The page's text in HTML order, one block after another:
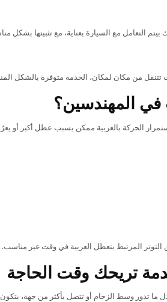
التعامل مع السيارة بعناية، مع تثبيتها بشكل
من مكان لمكان، الخدمة متوفرة بالشكل
في المهندسين؟
الحركة بالعربية ممكن يسبب عطل أكبر أو
المرتبط بتعطل العربية في وقت غير مناسب.
تريحك وقت الحاجة
تدور وسط الزحام أو تتصل بأكثر من جهة،